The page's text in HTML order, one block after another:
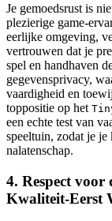
Je gemoedsrust is
plezierige game-
eerlijke omgeving,
vertrouwen dat je
spel en handhaven
gegevensprivacy,
vaardigheid en
toppositie op het
een echte test van
speeltuin, zodat je
nalatenschap.
4. Respect voor
Kwaliteit-Eerst